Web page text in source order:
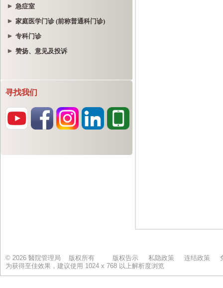
急症室
家庭医学门诊 (前称普通科门诊)
专科门诊
赞扬、意见及投诉
寻找我们
© 2026 醫院管理局 版权所有 版权告示 私隐政策 连结政策
为获得至佳效果，建议使用 1024 x 768 以上解析度浏览